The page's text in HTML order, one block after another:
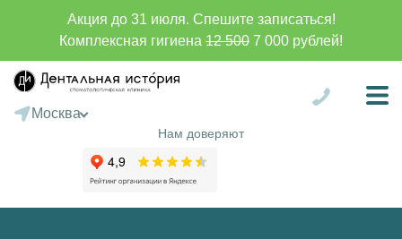
Акция до 31 июля. Спешите записаться!
Комплексная гигиена 12 500 7 000 рублей!
Москва
Нам доверяют